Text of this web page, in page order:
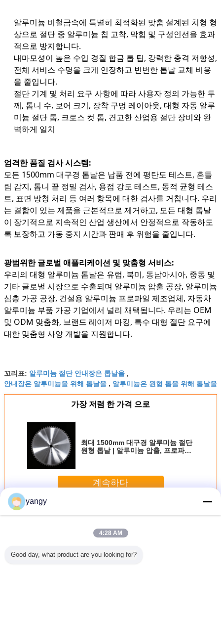
알루미늄 비철금속에 특별히 최적화된 맞춤 설계된 치형 형
상으로 절단 중 알루미늄 칩 고착, 막힘 및 구성인선을 효과
적으로 방지합니다.
내마모성이 높은 수입 경질 합금 톱 팁, 강력한 충격 저항성,
전체 서비스 수명을 크게 연장하고 빈번한 톱날 교체 비용
을 줄입니다.
절단 기계 및 처리 요구 사항에 따라 사용자 정의 가능한 두
께, 톱니 수, 보어 크기, 장착 구멍 레이아웃, 대형 자동 알루
미늄 절단 톱, 크로스 컷 톱, 견고한 산업용 절단 장비와 완
벽하게 일치
엄격한 품질 검사 시스템:
모든 1500mm 대구경 톱날은 납품 전에 평탄도 테스트, 흔들
림 감지, 톱니 끝 정밀 검사, 용접 강도 테스트, 동적 균형 테스
트, 표면 방청 처리 등 여러 항목에 대한 검사를 거칩니다. 우리
는 결함이 있는 제품을 근본적으로 제거하고, 모든 대형 톱날
이 장기적으로 지속적인 산업 생산에서 안정적으로 작동하도
록 보장하고 가동 중지 시간과 판매 후 위험을 줄입니다.
광범위한 글로벌 애플리케이션 및 맞춤형 서비스:
우리의 대형 알루미늄 톱날은 유럽, 북미, 동남아시아, 중동 및
기타 글로벌 시장으로 수출되며 알루미늄 압출 공장, 알루미늄
심층 가공 공장, 건설용 알루미늄 프로파일 제조업체, 자동차
알루미늄 부품 가공 기업에서 널리 채택됩니다. 우리는 OEM
및 ODM 맞춤화, 브랜드 레이저 마킹, 특수 대형 절단 요구에
대한 맞춤형 사양 개발을 지원합니다.
꼬리표: 알루미늄 절단 안내장은 톱날을 ,
안내장은 알루미늄을 위해 톱날을 , 알루미늄은 원형 톱을 위해 톱날을
가장 저렴 한 가격 으로
최대 1500mm 대구경 알루미늄 절단
원형 톱날 | 알루미늄 압출, 프로파일,
계속하다
더 많은 것
yangy
4:28 AM
Good day, what product are you looking for?